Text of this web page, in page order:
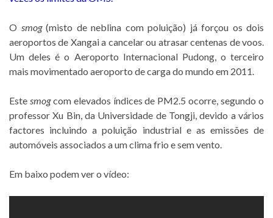
O smog(misto de neblina com poluição) já forçou os dois
aeroportos de Xangai a cancelar ou atrasar centenas de voos.
Um deles é o Aeroporto Internacional Pudong, o terceiro
mais movimentado aeroporto de carga do mundo em 2011.
Este smogcom elevados índices de PM2.5 ocorre, segundo o
professor Xu Bin, da Universidade de Tongji, devido a vários
factores incluindo a poluição industrial e as emissões de
automóveis associados a um clima frio e sem vento.
Em baixo podem ver o vídeo: